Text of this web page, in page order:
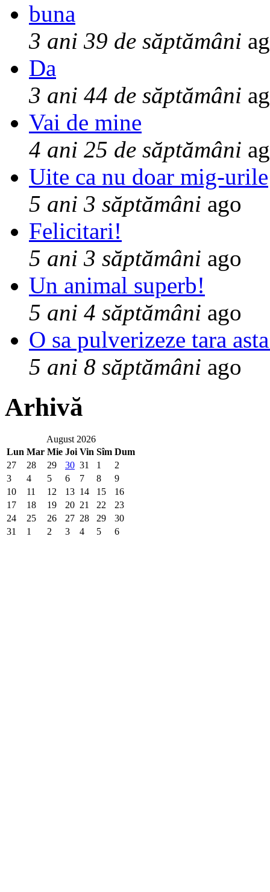
buna
3 ani 39 de săptămâni
Da
3 ani 44 de săptămâni
Vai de mine
4 ani 25 de săptămâni
Uite ca nu doar mig-urile
5 ani 3 săptămâni ago
Felicitari!
5 ani 3 săptămâni ago
Un animal superb!
5 ani 4 săptămâni ago
O sa pulverizeze tara
5 ani 8 săptămâni ago
Arhivă
August 2026
Lun Mar Mie Joi Vin Sîm Dum
27
28 29 30 31 1
2
3
4 5 6 7 8
9
10
11 12 13 14 15
16
17
18 19 20 21 22
23
24
25 26 27 28 29
30
31
1 2 3 4 5 6